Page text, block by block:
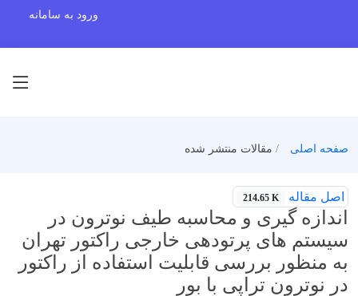
ورود به سامانه
صفحه اصلی مقالات منتشر شده
اصل مقاله 214.65 K
اندازه گیری و محاسبه طیف نوترون در
سیستم های پرتودهی خارجی راکتور تهران
به منظور بررسی قابلیت استفاده از راکتور
در نوترون تراپی با بور